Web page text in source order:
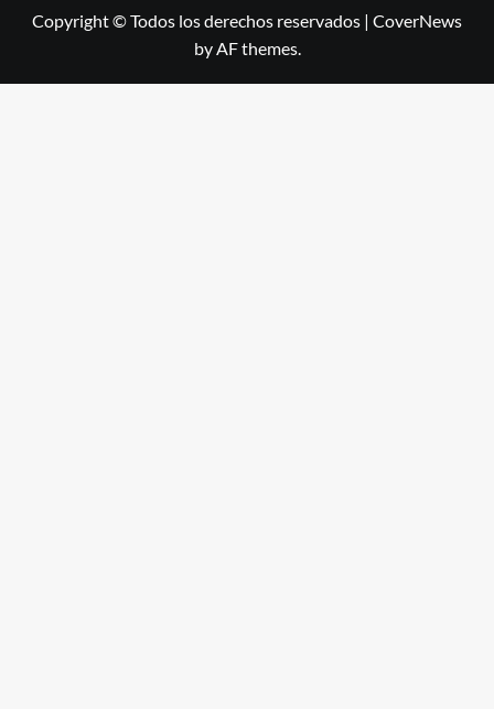
Copyright © Todos los derechos reservados | CoverNews
by AF themes.